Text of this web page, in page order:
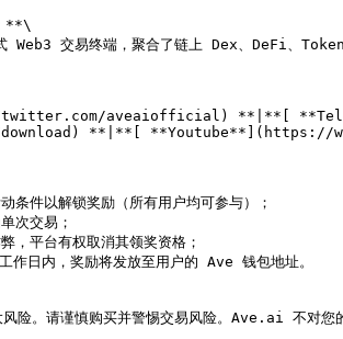
**\
交易终端，聚合了链上 Dex、DeFi、Token
aveaiofficial) **|**[
**|**[ **Youtube**](https://
条件以解锁奖励（所有用户均可参与）；
次交易；
，平台有权取消其领奖资格；
日内，奖励将发放至用户的 Ave 钱包地址。